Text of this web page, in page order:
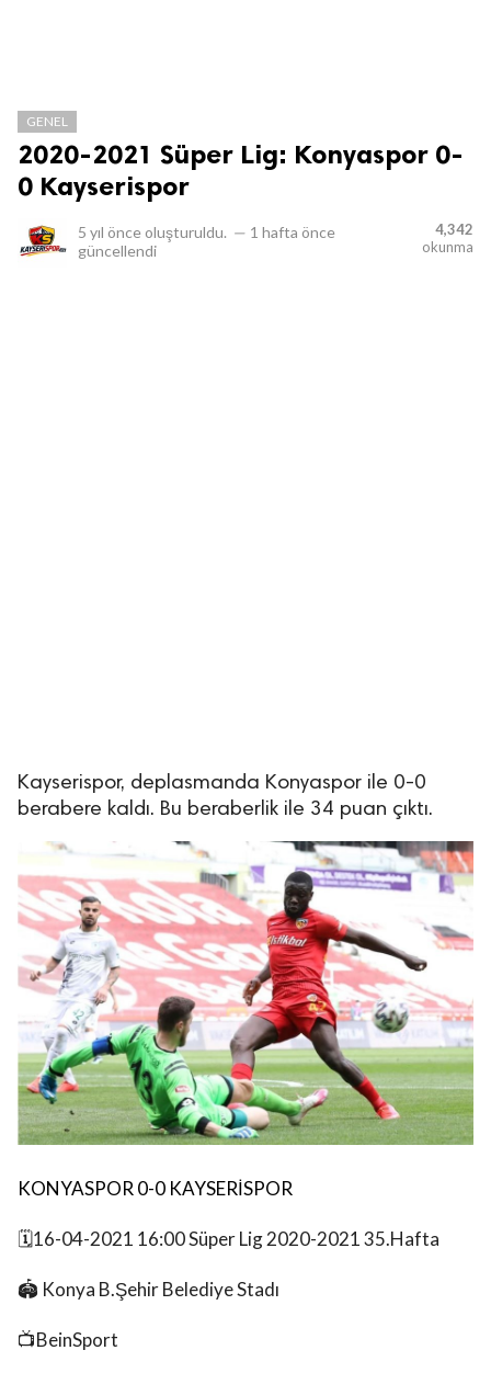
GENEL
2020-2021 Süper Lig: Konyaspor 0-
0 Kayserispor
5 yıl önce oluşturuldu. — 1 hafta önce
güncellendi
4,342
okunma
Kayserispor, deplasmanda Konyaspor ile 0-0
berabere kaldı. Bu beraberlik ile 34 puan çıktı.
KONYASPOR 0-0 KAYSERİSPOR
🗓️16-04-2021 16:00 Süper Lig 2020-2021 35.Hafta
🏟️ Konya B.Şehir Belediye Stadı
📺BeinSport